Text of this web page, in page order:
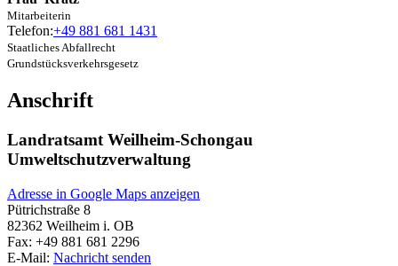
Mitarbeiterin
Telefon:+49 881 681 1431
Staatliches Abfallrecht
Grundstücksverkehrsgesetz
Anschrift
Landratsamt Weilheim-Schongau
Umweltschutzverwaltung
Adresse in Google Maps anzeigen
Pütrichstraße 8
82362 Weilheim i. OB
Fax: +49 881 681 2296
E-Mail: Nachricht senden